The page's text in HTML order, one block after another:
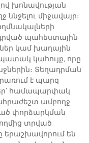
խոնավության
միջավայր։
պահեստային
կամ խաղային
կահույք, որը
Տեղադրման
է պարզ
համապարփակ
ամբողջ
փորձարկման
տրված
երաշխավորում են